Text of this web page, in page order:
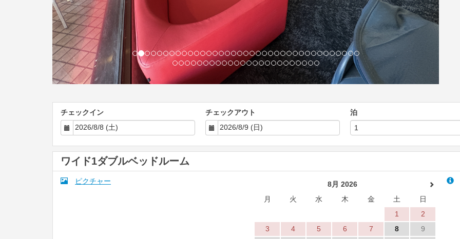
チェックイン チェックアウト 泊
ワイド1ダブルベッドルーム
ピクチャー
8月 2026
月
火 水 木 金 土
日
1
2
3
4 5 6 7 8
9